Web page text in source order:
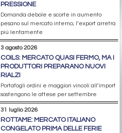
PRESSIONE
Domanda debole e scorte in aumento
pesano sul mercato interno; l’export arretra
più lentamente
3 agosto 2026
COILS: MERCATO QUASI FERMO, MA I
PRODUTTORI PREPARANO NUOVI
RIALZI
Portafogli ordini e maggiori vincoli all’import
sostengono le attese per settembre
31 luglio 2026
ROTTAME: MERCATO ITALIANO
CONGELATO PRIMA DELLE FERIE